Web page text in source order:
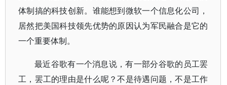
体制搞的科技创新。谁能想到微软一个信息化公司，
居然把美国科技领先优势的原因认为军民融合是它的
一个重要体制。
最近谷歌有一个消息说，有一部分谷歌的员工罢
工，罢工的理由是什么呢？不是待遇问题，不是工作